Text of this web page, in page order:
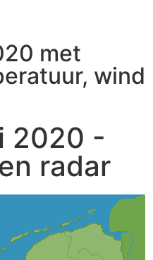
met
wind
2020 -
radar